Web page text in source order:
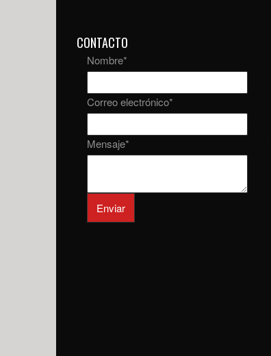
CONTACTO
Nombre*
Correo electrónico*
Mensaje*
Enviar